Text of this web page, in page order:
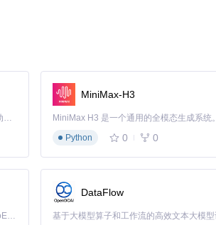
实践
Claude Code 的开源替代方案。连接任意大模型，编辑代码，运行命令，自动验证 — 全自动执行。用 Rust 构建，极致性能。 ｜ An open-source alternative to Claude Code. Connect any LLM, edit code, run commands, and verify changes — autonomously. Built in Rust for speed. Get Started
MiniMax-H3
Python
0 0
Kimi K3 是Kimi能力最强的模型：这是一个拥有 2.8 万亿参数的混合专家（MoE）模型，具备原生视觉理解能力，并支持 100 万 token 的上下文窗口。
DataFlow
基于大模型算子和工作流的高效文本大模